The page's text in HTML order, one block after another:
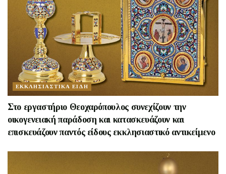
ΕΚΚΛΗΣΙΑΣΤΙΚΑ ΕΙΔΗ
Στο εργαστήριο Θεοχαρόπουλος συνεχίζουν την
οικογενειακή παράδοση και κατασκευάζουν και
επισκευάζουν παντός είδους εκκλησιαστικό αντικείμενο